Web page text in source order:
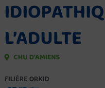
L’ADULTE
CHU D’AMIENS
FILIÈRE ORKID